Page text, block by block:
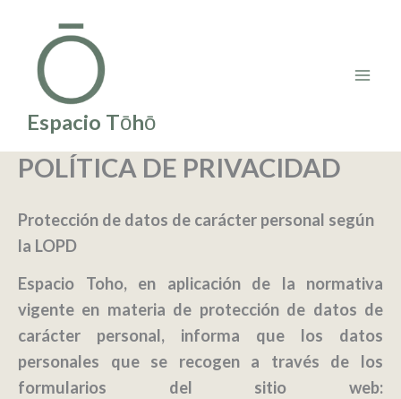
contenido
Espacio Tōhō
POLÍTICA DE PRIVACIDAD
Protección de datos de carácter personal según
la LOPD
Espacio Toho, en aplicación de la normativa
vigente en materia de protección de datos de
carácter personal, informa que los datos
personales que se recogen a través de los
formularios del sitio web: